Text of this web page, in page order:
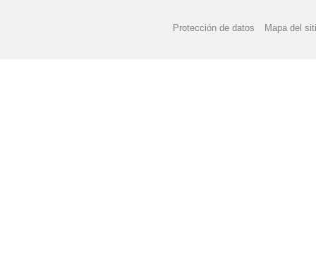
Protección de datos Mapa del